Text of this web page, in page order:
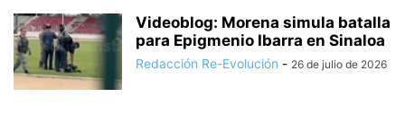
Videoblog: Morena simula batalla
para Epigmenio Ibarra en Sinaloa
Redacción Re-Evolución - 26 de julio de 2026